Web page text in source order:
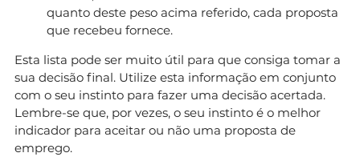
quanto deste peso acima referido, cada proposta
que recebeu fornece.
Esta lista pode ser muito útil para que consiga tomar a
sua decisão final. Utilize esta informação em conjunto
com o seu instinto para fazer uma decisão acertada.
Lembre-se que, por vezes, o seu instinto é o melhor
indicador para aceitar ou não uma proposta de
emprego.